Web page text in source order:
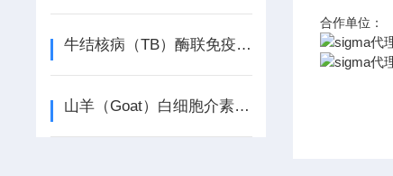
合作单位：
牛结核病（TB）酶联免疫分析（ELISA） 试剂盒使用说明书
山羊（Goat）白细胞介素1β（IL-1β）ELISA检测试剂盒